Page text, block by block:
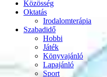
Közösség
Oktatás
Irodalomterápia
Szabadidő
Hobbi
Játék
Könyvajánló
Lapajánló
Sport